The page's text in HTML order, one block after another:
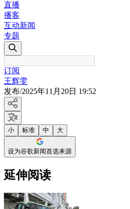
直播
播客
互动新闻
专题
订阅
王辉雯
发布/2025年11月20日 19:52
小 标准 中 大
设为谷歌新闻首选来源
延伸阅读